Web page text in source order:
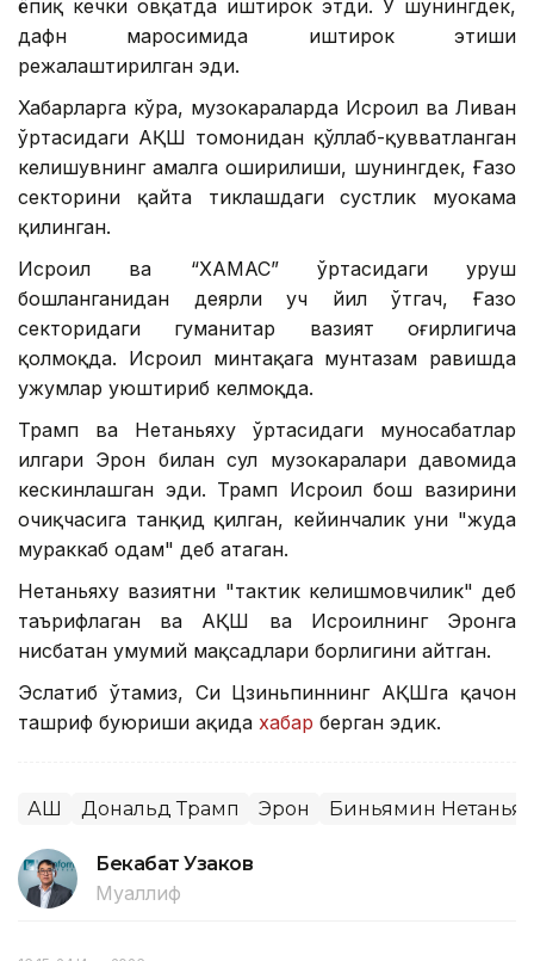
ёпиқ кечки овқатда иштирок этди. У шунингдек,
дафн маросимида иштирок этиши
режалаштирилган эди.
Хабарларга кўра, музокараларда Исроил ва Ливан
ўртасидаги АҚШ томонидан қўллаб-қувватланган
келишувнинг амалга оширилиши, шунингдек, Ғазо
секторини қайта тиклашдаги сустлик муҳокама
қилинган.
Исроил ва “ХАМАС” ўртасидаги уруш
бошланганидан деярли уч йил ўтгач, Ғазо
секторидаги гуманитар вазият оғирлигича
қолмоқда. Исроил минтақага мунтазам равишда
ҳужумлар уюштириб келмоқда.
Трамп ва Нетаньяху ўртасидаги муносабатлар
илгари Эрон билан сулҳ музокаралари давомида
кескинлашган эди. Трамп Исроил бош вазирини
очиқчасига танқид қилган, кейинчалик уни "жуда
мураккаб одам" деб атаган.
Нетаньяху вазиятни "тактик келишмовчилик" деб
таърифлаган ва АҚШ ва Исроилнинг Эронга
нисбатан умумий мақсадлари борлигини айтган.
Эслатиб ўтамиз, Си Цзиньпиннинг АҚШга қачон
ташриф буюриши ҳақида хабар берган эдик.
АҚШ Дональд Трамп Эрон Биньямин
Бекабат Узаков
Муаллиф